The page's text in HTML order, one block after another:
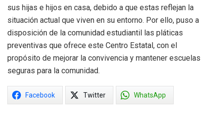
sus hijas e hijos en casa, debido a que estas reflejan la
situación actual que viven en su entorno. Por ello, puso a
disposición de la comunidad estudiantil las pláticas
preventivas que ofrece este Centro Estatal, con el
propósito de mejorar la convivencia y mantener escuelas
seguras para la comunidad.
Facebook Twitter WhatsApp